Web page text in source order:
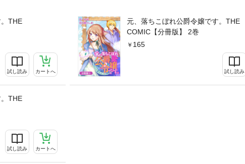
THE
試し読み カートへ
元、落ちこぼれ公爵令嬢です。THE
COMIC【分冊版】 2巻
165
試し読み
THE
試し読み カートへ